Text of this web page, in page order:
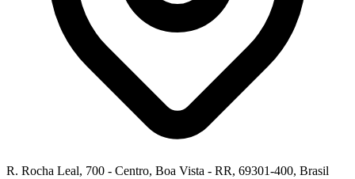
R. Rocha Leal, 700 - Centro, Boa Vista - RR, 69301-400, Brasil